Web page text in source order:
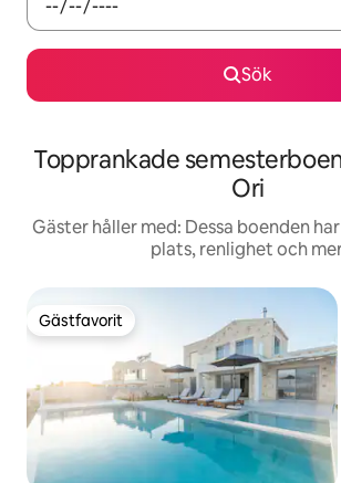
Sök
Topprankade
Ori
Gäster håller med: Dessa boenden
plats, renlighet och
Gästfavorit
Gästfavorit